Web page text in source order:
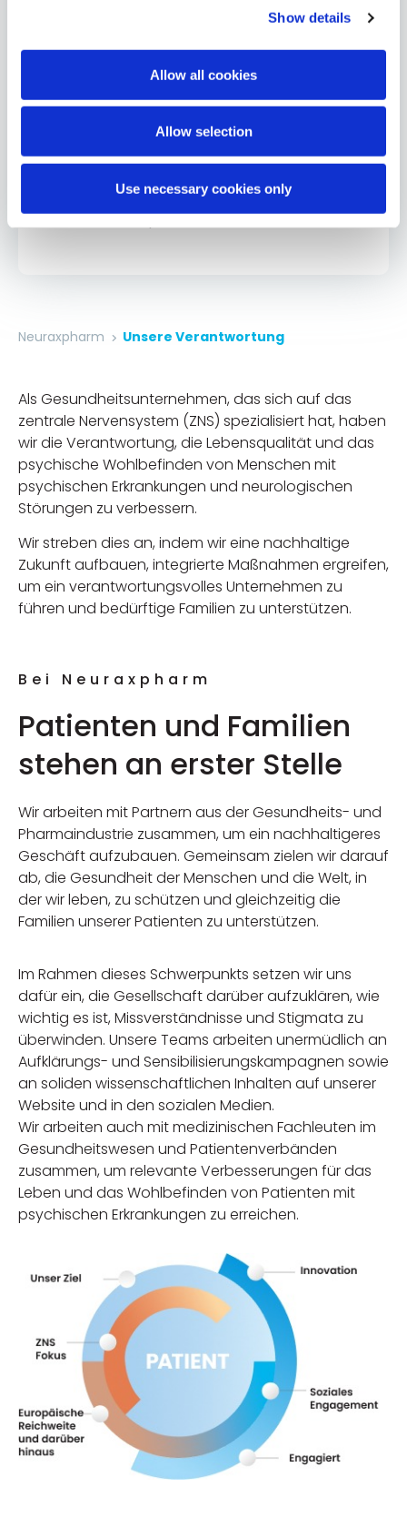
Show details
Allow all cookies
Allow selection
Use necessary cookies only
Vorantreiben einer ESG-Strategie
Unsere ESG-Säulen
Vielfalt, Gleichheit & Inklusion
Ethik und Compliance
Neuraxpharm Unsere Verantwortung
Als Gesundheitsunternehmen, das sich auf das
zentrale Nervensystem (ZNS) spezialisiert hat, haben
wir die Verantwortung, die Lebensqualität und das
psychische Wohlbefinden von Menschen mit
psychischen Erkrankungen und neurologischen
Störungen zu verbessern.
Wir streben dies an, indem wir eine nachhaltige
Zukunft aufbauen, integrierte Maßnahmen ergreifen,
um ein verantwortungsvolles Unternehmen zu
führen und bedürftige Familien zu unterstützen.
Bei Neuraxpharm
Patienten und Familien
stehen an erster Stelle
Wir arbeiten mit Partnern aus der Gesundheits- und
Pharmaindustrie zusammen, um ein nachhaltigeres
Geschäft aufzubauen. Gemeinsam zielen wir darauf
ab, die Gesundheit der Menschen und die Welt, in
der wir leben, zu schützen und gleichzeitig die
Familien unserer Patienten zu unterstützen.
Im Rahmen dieses Schwerpunkts setzen wir uns
dafür ein, die Gesellschaft darüber aufzuklären, wie
wichtig es ist, Missverständnisse und Stigmata zu
überwinden. Unsere Teams arbeiten unermüdlich an
Aufklärungs- und Sensibilisierungskampagnen sowie
an soliden wissenschaftlichen Inhalten auf unserer
Website und in den sozialen Medien.
Wir arbeiten auch mit medizinischen Fachleuten im
Gesundheitswesen und Patientenverbänden
zusammen, um relevante Verbesserungen für das
Leben und das Wohlbefinden von Patienten mit
psychischen Erkrankungen zu erreichen.